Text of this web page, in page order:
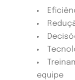
equipe